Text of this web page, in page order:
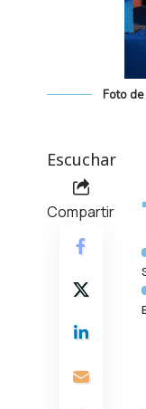
Foto de
Escuchar
Compartir